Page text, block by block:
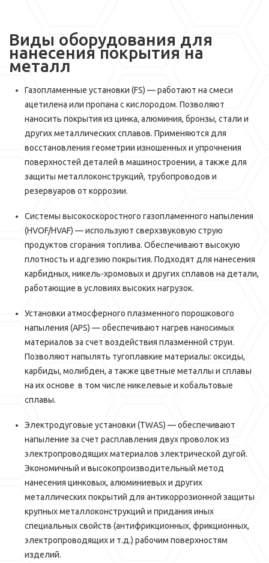
Виды оборудования для
нанесения покрытия на
металл
Газопламенные установки (FS) — работают на смеси
ацетилена или пропана с кислородом. Позволяют
наносить покрытия из цинка, алюминия, бронзы, стали и
других металлических сплавов. Применяются для
восстановления геометрии изношенных и упрочнения
поверхностей деталей в машиностроении, а также для
защиты металлоконструкций, трубопроводов и
резервуаров от коррозии.
Системы высокоскоростного газопламенного напыления
(HVOF/HVAF) — используют сверхзвуковую струю
продуктов сгорания топлива. Обеспечивают высокую
плотность и адгезию покрытия. Подходят для нанесения
карбидных, никель-хромовых и других сплавов на детали,
работающие в условиях высоких нагрузок.
Установки атмосферного плазменного порошкового
напыления (APS) — обеспечивают нагрев наносимых
материалов за счет воздействия плазменной струи.
Позволяют напылять тугоплавкие материалы: оксиды,
карбиды, молибден, а также цветные металлы и сплавы
на их основе в том числе никелевые и кобальтовые
сплавы.
Электродуговые установки (TWAS) — обеспечивают
напыление за счет расплавления двух проволок из
электропроводящих материалов электрической дугой.
Экономичный и высокопроизводительный метод
нанесения цинковых, алюминиевых и других
металлических покрытий для антикоррозионной защиты
крупных металлоконструкций и придания иных
специальных свойств (антифрикционных, фрикционных,
электропроводящих и т.д.) рабочим поверхностям
изделий.